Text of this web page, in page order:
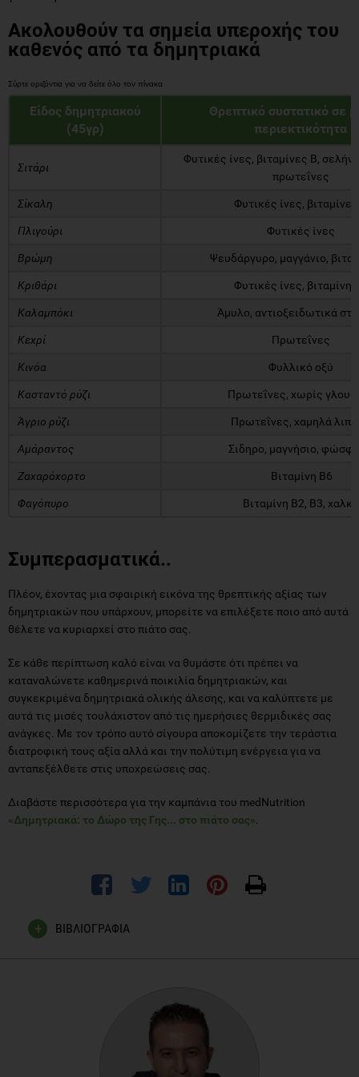
Ακολουθούν τα σημεία υπεροχής του
καθενός από τα δημητριακά
Είδος δημητριακού
(45γρ)
Θρεπτικό συστατικό σε
περιεκτικότητα
Σιτάρι
Φυτικές ίνες, βιταμίνες Β,
πρωτεΐνες
Σίκαλη Φυτικές ίνες,
Πλιγούρι Φυτικές ίνες
Βρώμη Ψευδάργυρο, μαγγάνιο,
Κριθάρι Φυτικές ίνες, βιταμίνη
Καλαμπόκι Άμυλο, αντιοξειδωτικά
Κεχρί Πρωτεΐνες
Κινόα Φυλλικό οξύ
Κασταντό ρύζι Πρωτεΐνες, χωρίς
Άγριο ρύζι Πρωτεΐνες, χαμηλά
Αμάραντος Σιδηρο, μαγνήσιο,
Ζαχαρόχορτο Βιταμίνη Β6
Φαγόπυρο Βιταμίνη Β2, Β3, χαλκό
Συμπερασματικά..
Πλέον, έχοντας μια σφαιρική εικόνα της θρεπτικής αξίας των
δημητριακών που υπάρχουν, μπορείτε να επιλέξετε ποιο από αυτά
θέλετε να κυριαρχεί στο πιάτο σας.
Σε κάθε περίπτωση καλό είναι να θυμάστε ότι πρέπει να
καταναλώνετε καθημερινά ποικιλία δημητριακών, και
συγκεκριμένα δημητριακά ολικής άλεσης, και να καλύπτετε με
αυτά τις μισές τουλάχιστον από τις ημερήσιες θερμιδικές σας
ανάγκες. Με τον τρόπο αυτό σίγουρα αποκομίζετε την τεράστια
διατροφική τους αξία αλλά και την πολύτιμη ενέργεια για να
ανταπεξέλθετε στις υποχρεώσεις σας.
Διαβάστε περισσότερα για την καμπάνια του medNutrition
«Δημητριακά: το Δώρο της Γης... στο πιάτο σας»
ΒΙΒΛΙΟΓΡΑΦΙΑ
cereal grains - occurrence, structure, technological
significance and nutritional benefits -a review. Food Sci